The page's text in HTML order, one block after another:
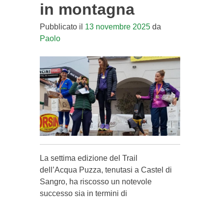
in montagna
Pubblicato il 13 novembre 2025da
Paolo
La settima edizione del Trail
dell’Acqua Puzza, tenutasi a Castel di
Sangro, ha riscosso un notevole
successo sia in termini di